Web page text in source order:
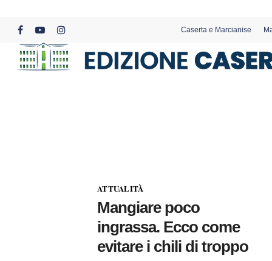
content
facebookyoutubeinstagram
Caserta e Marcianise
ATTUALITÀ
Mangiare poco
ingrassa. Ecco come
evitare i chili di troppo